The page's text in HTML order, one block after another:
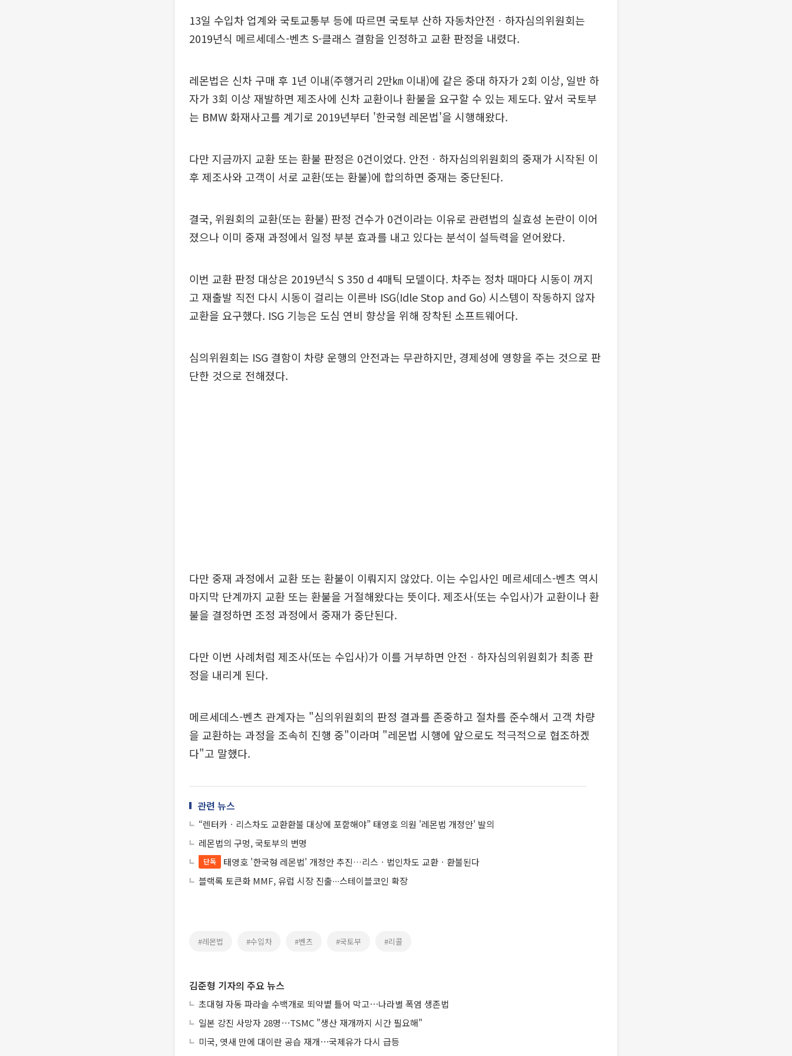
13일 수입차 업계와 국토교통부 등에 따르면 국토부 산하 자동차안전ㆍ하자심의위원회는
2019년식 메르세데스-벤츠 S-클래스 결함을 인정하고 교환 판정을 내렸다.
레몬법은 신차 구매 후 1년 이내(주행거리 2만㎞ 이내)에 같은 중대 하자가 2회 이상, 일반 하
자가 3회 이상 재발하면 제조사에 신차 교환이나 환불을 요구할 수 있는 제도다. 앞서 국토부
는 BMW 화재사고를 계기로 2019년부터 '한국형 레몬법'을 시행해왔다.
다만 지금까지 교환 또는 환불 판정은 0건이었다. 안전ㆍ하자심의위원회의 중재가 시작된 이
후 제조사와 고객이 서로 교환(또는 환불)에 합의하면 중재는 중단된다.
결국, 위원회의 교환(또는 환불) 판정 건수가 0건이라는 이유로 관련법의 실효성 논란이 이어
졌으나 이미 중재 과정에서 일정 부분 효과를 내고 있다는 분석이 설득력을 얻어왔다.
이번 교환 판정 대상은 2019년식 S 350 d 4매틱 모델이다. 차주는 정차 때마다 시동이 꺼지
고 재출발 직전 다시 시동이 걸리는 이른바 ISG(Idle Stop and Go) 시스템이 작동하지 않자
교환을 요구했다. ISG 기능은 도심 연비 향상을 위해 장착된 소프트웨어다.
심의위원회는 ISG 결함이 차량 운행의 안전과는 무관하지만, 경제성에 영향을 주는 것으로 판
단한 것으로 전해졌다.
다만 중재 과정에서 교환 또는 환불이 이뤄지지 않았다. 이는 수입사인 메르세데스-벤츠 역시
마지막 단계까지 교환 또는 환불을 거절해왔다는 뜻이다. 제조사(또는 수입사)가 교환이나 환
불을 결정하면 조정 과정에서 중재가 중단된다.
다만 이번 사례처럼 제조사(또는 수입사)가 이를 거부하면 안전ㆍ하자심의위원회가 최종 판
정을 내리게 된다.
메르세데스-벤츠 관계자는 "심의위원회의 판정 결과를 존중하고 절차를 준수해서 고객 차량
을 교환하는 과정을 조속히 진행 중"이라며 "레몬법 시행에 앞으로도 적극적으로 협조하겠
다"고 말했다.
관련 뉴스
“렌터카ㆍ리스차도 교환환불 대상에 포함해야” 태영호 의원 '레몬법 개정안' 발의
레몬법의 구멍, 국토부의 변명
단독
태영호 '한국형 레몬법' 개정안 추진…리스ㆍ법인차도 교환ㆍ환불된다
블랙록 토큰화 MMF, 유럽 시장 진출∙∙∙스테이블코인 확장
#레몬법 #수입차 #벤츠 #국토부 #리콜
김준형 기자의 주요 뉴스
초대형 자동 파라솔 수백개로 뙤약볕 틀어 막고⋯나라별 폭염 생존법
일본 강진 사망자 28명⋯TSMC "생산 재개까지 시간 필요해"
미국, 엿새 만에 대이란 공습 재개⋯국제유가 다시 급등